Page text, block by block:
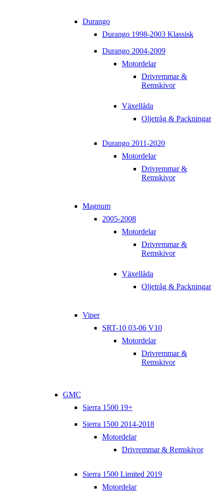
Durango
Durango 1998-2003 Klassisk
Durango 2004-2009
Motordelar
Drivremmar &
Remskivor
Växellåda
Oljetråg & Packningar
Durango 2011-2020
Motordelar
Drivremmar &
Remskivor
Magnum
2005-2008
Motordelar
Drivremmar &
Remskivor
Växellåda
Oljetråg & Packningar
Viper
SRT-10 03-06 V10
Motordelar
Drivremmar &
Remskivor
GMC
Sierra 1500 19+
Sierra 1500 2014-2018
Motordelar
Drivremmar & Remskivor
Sierra 1500 Limited 2019
Motordelar